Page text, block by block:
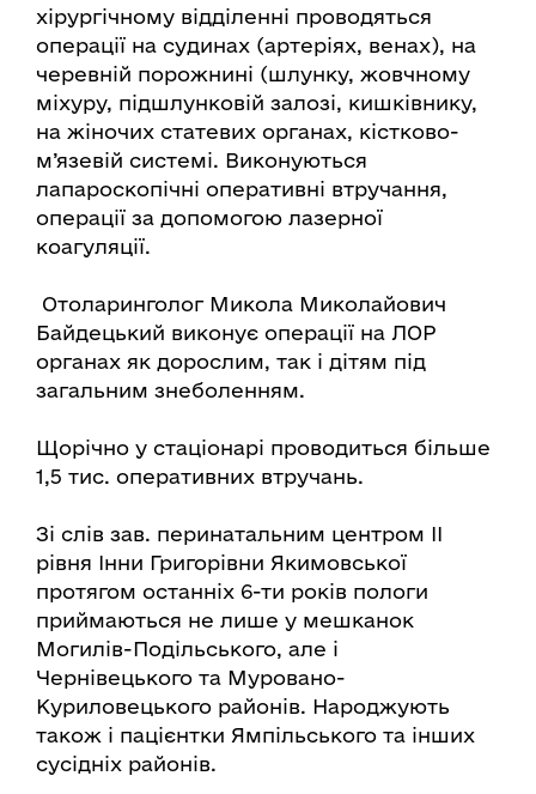
хірургічному відділенні проводяться
операції на судинах (артеріях, венах), на
черевній порожнині (шлунку, жовчному
міхуру, підшлунковій залозі, кишківнику,
на жіночих статевих органах, кістково-
м’язевій системі. Виконуються
лапароскопічні оперативні втручання,
операції за допомогою лазерної
коагуляції.
Отоларинголог Микола Миколайович
Байдецький виконує операції на ЛОР
органах як дорослим, так і дітям під
загальним знеболенням.
Щорічно у стаціонарі проводиться більше
1,5 тис. оперативних втручань.
Зі слів зав. перинатальним центром ІІ
рівня Інни Григорівни Якимовської
протягом останніх 6-ти років пологи
приймаються не лише у мешканок
Могилів-Подільського, але і
Чернівецького та Муровано-
Куриловецького районів. Народжують
також і пацієнтки Ямпільського та інших
сусідніх районів.